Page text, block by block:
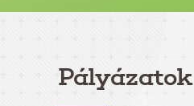
Pályázatok